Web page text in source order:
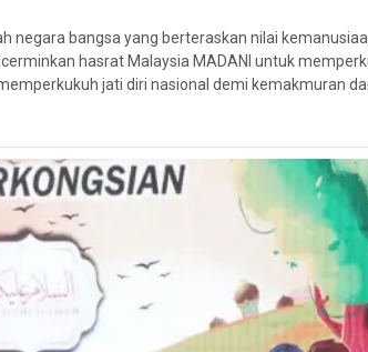
negara bangsa yang berteraskan nilai
hasrat Malaysia MADANI untuk
jati diri nasional demi kemakmuran